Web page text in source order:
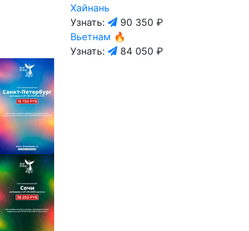
Хайнань
Узнать:
90 350 ₽
Вьетнам 🔥
Узнать:
84 050 ₽